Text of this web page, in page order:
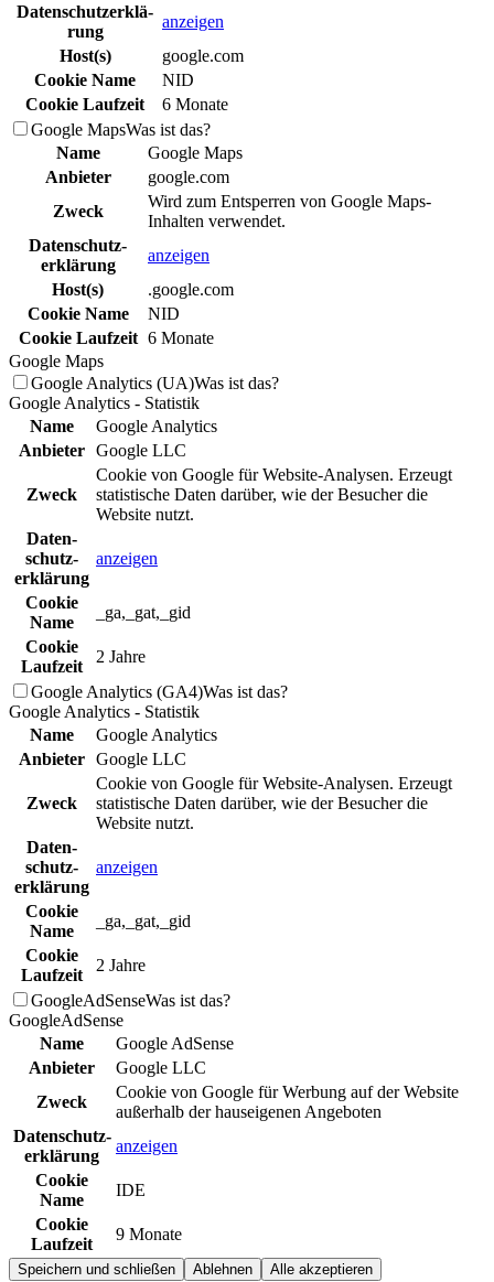
Daten­schutz­erklä­
rung
anzeigen
Host(s)
google.com
Cookie Name
NID
Cookie Laufzeit
6 Monate
Google MapsWas ist das?
Name
Google Maps
Anbieter
google.com
Zweck
Wird zum Entsperren von Google Maps-
Inhalten verwendet.
Daten­schutz­
erklä­rung
anzeigen
Host(s)
.google.com
Cookie Name
NID
Cookie Laufzeit 6 Monate
Google Maps
Google Analytics (UA)Was ist das?
Google Analytics - Statistik
Name
Google Analytics
Anbieter Google LLC
Zweck
Cookie von Google für Website-Analysen. Erzeugt
statistische Daten darüber, wie der Besucher die
Website nutzt.
Daten­
schutz­
erklä­rung
anzeigen
Cookie
Name
_ga,_gat,_gid
Cookie
Laufzeit
2 Jahre
Google Analytics (GA4)Was ist das?
Google Analytics - Statistik
Name
Google Analytics
Anbieter Google LLC
Zweck
Cookie von Google für Website-Analysen. Erzeugt
statistische Daten darüber, wie der Besucher die
Website nutzt.
Daten­
schutz­
erklä­rung
anzeigen
Cookie
Name
_ga,_gat,_gid
Cookie
Laufzeit
2 Jahre
GoogleAdSenseWas ist das?
GoogleAdSense
Name
Google AdSense
Anbieter
Google LLC
Zweck
Cookie von Google für Werbung auf der Website
außerhalb der hauseigenen Angeboten
Daten­schutz­
erklä­rung
anzeigen
Cookie
Name
IDE
Cookie
Laufzeit
9 Monate
Speichern und schließen Ablehnen Alle akzeptieren